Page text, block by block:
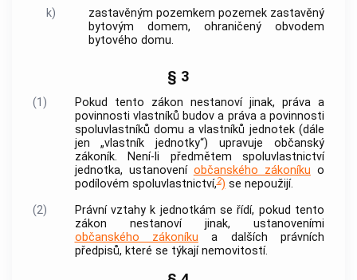
k) zastavěným pozemkem pozemek zastavěný
bytovým domem, ohraničený obvodem
bytového domu.
§ 3
(1)
Pokud tento zákon nestanoví jinak, práva a
povinnosti vlastníků budov a práva a povinnosti
spoluvlastníků domu a vlastníků jednotek(dále
jen „vlastníkjednotky“) upravuje občanský
zákoník. Není-li předmětem spoluvlastnictví
jednotka, ustanovení občanského zákoníku o
podílovém spoluvlastnictví,2) se nepoužijí.
(2)
Právní vztahy k jednotkám se řídí, pokud tento
zákon nestanoví jinak, ustanoveními
občanského zákoníku a dalších právních
předpisů, které se týkajínemovitostí.